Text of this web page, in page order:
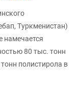
Туркменистан)
намечается
80 тыс. тонн
полистирола в